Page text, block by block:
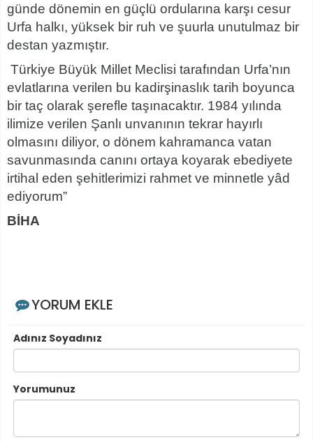
günde dönemin en güçlü ordularına karşı cesur
Urfa halkı, yüksek bir ruh ve şuurla unutulmaz bir
destan yazmıştır.
Türkiye Büyük Millet Meclisi tarafından Urfa’nın
evlatlarına verilen bu kadirşinaslık tarih boyunca
bir taç olarak şerefle taşınacaktır. 1984 yılında
ilimize verilen Şanlı unvanının tekrar hayırlı
olmasını diliyor, o dönem kahramanca vatan
savunmasında canını ortaya koyarak ebediyete
irtihal eden şehitlerimizi rahmet ve minnetle yâd
ediyorum”
BİHA
YORUM EKLE
Adınız Soyadınız
Yorumunuz